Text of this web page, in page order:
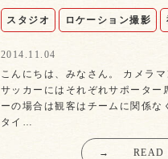
スタジオ ロケーション撮影
2014.11.04
こんにちは、みなさん。 カメラ
サッカーにはそれぞれサポーター
ーの場合は観客はチームに関係な
タイ…
→ READ